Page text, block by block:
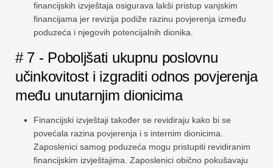
financijskih izvještaja osigurava lakši pristup vanjskim
financijama jer revizija podiže razinu povjerenja između
poduzeća i njegovih potencijalnih dionika.
# 7 - Poboljšati ukupnu poslovnu
učinkovitost i izgraditi odnos povjerenja
među unutarnjim dionicima
Financijski izvještaji također se revidiraju kako bi se
povećala razina povjerenja i s internim dionicima.
Zaposlenici samog poduzeća mogu pristupiti revidiranim
financijskim izvještajima. Zaposlenici obično pokušavaju